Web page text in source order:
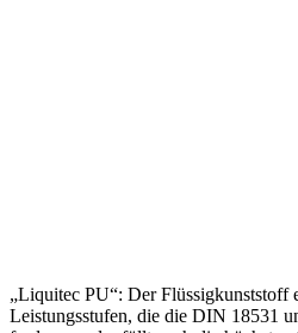
„Liquitec PU“: Der Flüssigkunststoff
Leistungsstufen, die die DIN 18531